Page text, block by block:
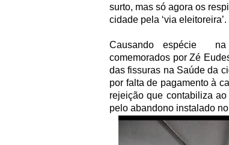
surto, mas só agora os
cidade pela ‘via eleitoreira’.
Causando espécie
comemorados por Zé
das fissuras na Saúde da
por falta de pagamento à
rejeição que contabiliza
pelo abandono instalado